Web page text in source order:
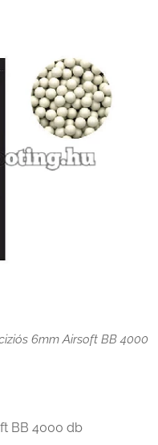
6mm Airsoft BB 4000
BB 4000 db